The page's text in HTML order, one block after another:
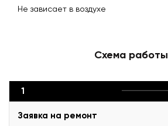
Не зависает в воздухе
Схема работы
1
Заявка на ремонт